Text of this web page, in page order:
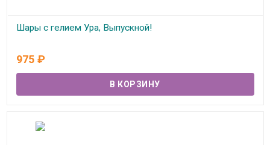
Шары с гелием Ура, Выпускной!
975 ₽